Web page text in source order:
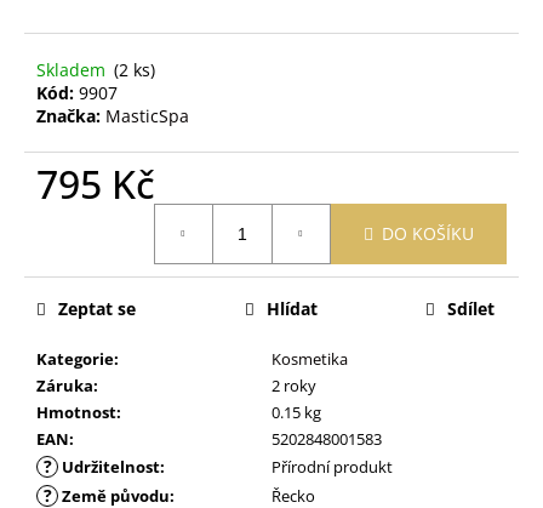
Skladem (2 ks)
Kód: 9907
Značka: MasticSpa
795 Kč
DO KOŠÍKU
Kategorie:
Kosmetika
Záruka:
2 roky
Hmotnost:
0.15 kg
EAN: 5202848001583
? Udržitelnost: Přírodní produkt
? Země původu: Řecko
Zeptat se Hlídat Sdílet
r
u
u
e
m
VISION
MĚSÍČKOVÁ
ZINKOVÁ
MAST
70
ML
189
Kč